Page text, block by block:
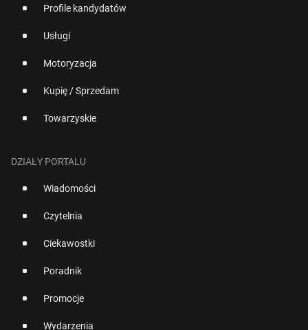
Profile kandydatów
Usługi
Motoryzacja
Kupię / Sprzedam
Towarzyskie
DZIAŁY PORTALU
Wiadomości
Czytelnia
Ciekawostki
Poradnik
Promocje
Wydarzenia